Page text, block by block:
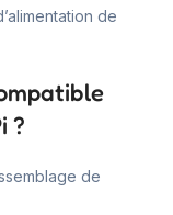
de
?
de